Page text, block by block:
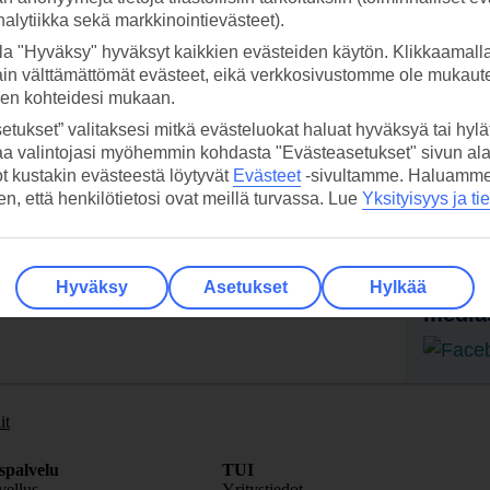
TUI-sovellus nyt!
Lataa sovellus kätevästi lukemalla
TUI
sekä markkinointievästeet).
"Hyväksy" hyväksyt kaikkien evästeiden käytön.
välttämättömät evästeet, eikä verkkosivustomme ole
kohteidesi mukaan.
valitaksesi mitkä evästeluokat haluat hyväksyä tai
valintojasi myöhemmin kohdasta "Evästeasetukset" sivun
kustakin evästeestä löytyvät Evästeet-sivultamme.
että henkilötietosi ovat meillä turvassa. Lue Yksityisyys ja
Hyväksy Asetukset Hylkää